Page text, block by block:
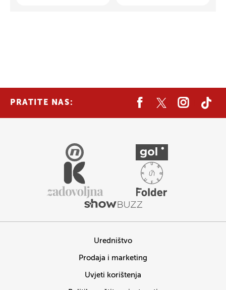
PRATITE NAS:
Uredništvo
Prodaja i marketing
Uvjeti korištenja